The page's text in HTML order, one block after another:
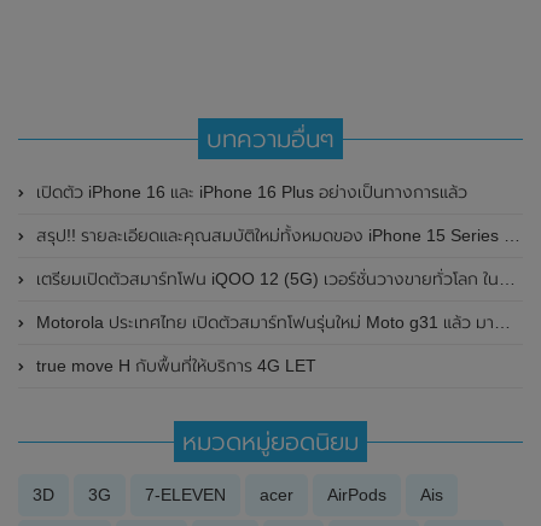
บทความอื่นๆ
เปิดตัว iPhone 16 และ iPhone 16 Plus อย่างเป็นทางการแล้ว
สรุป!! รายละเอียดและคุณสมบัติใหม่ทั้งหมดของ iPhone 15 Series ก่อนเปิดตัวในเดือนกันยายน 2023 นี้
เตรียมเปิดตัวสมาร์ทโฟน iQOO 12 (5G) เวอร์ชั่นวางขายทั่วโลก ในวันที่ 12 ธันวาคม 2023 นี้ มาพร้อม Android 14 ครอบทับ Funtouch OS 14 ตั้งแต่แกะกล่องที่ประเทศอินเดีย
Motorola ประเทศไทย เปิดตัวสมาร์ทโฟนรุ่นใหม่ Moto g31 แล้ว มาพร้อมหน้าจอแสดงผล OLED , กล้องหลัง 3 ตัว ความละเอียดสูงถึง 50MP และแบตเตอรี่ขนาดใหญ่ 5000 mAh ในราคาเพียง 5,999 บาท
true move H กับพื้นที่ให้บริการ 4G LET
หมวดหมู่ยอดนิยม
3D 3G 7-ELEVEN acer AirPods Ais